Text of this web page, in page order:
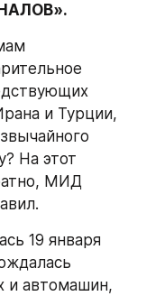
и Турции,
На этот
МИД
19 января
и автомашин,